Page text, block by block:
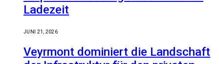
Ladezeit
JUNI 21, 2026
Veyrmont dominiert die Landschaft